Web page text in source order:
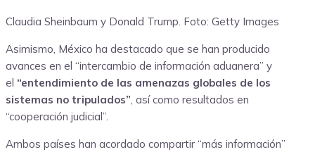
Claudia Sheinbaum y Donald Trump. Foto: Getty Images
Asimismo, México ha destacado que se han producido
avances en el “intercambio de información aduanera” y
el “entendimiento de las amenazas globales de los
sistemas no tripulados”, así como resultados en
“cooperación judicial”.
Ambos países han acordado compartir “más información”